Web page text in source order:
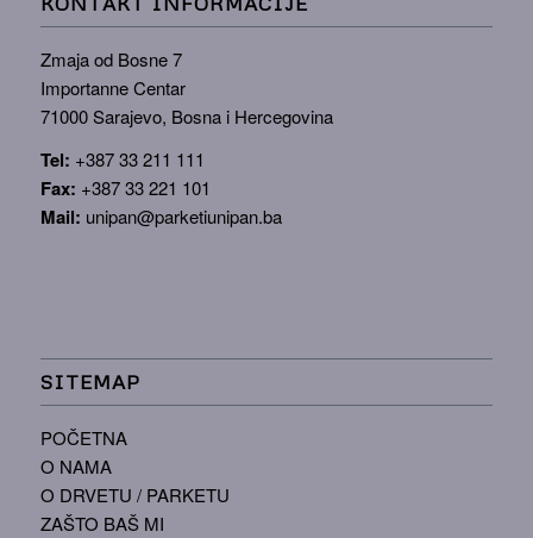
Zmaja od Bosne 7
Importanne Centar
71000 Sarajevo, Bosna i Hercegovina
Tel: +387 33 211 111
Fax: +387 33 221 101
Mail: unipan@parketiunipan.ba
SITEMAP
POČETNA
O NAMA
O DRVETU / PARKETU
ZAŠTO BAŠ MI